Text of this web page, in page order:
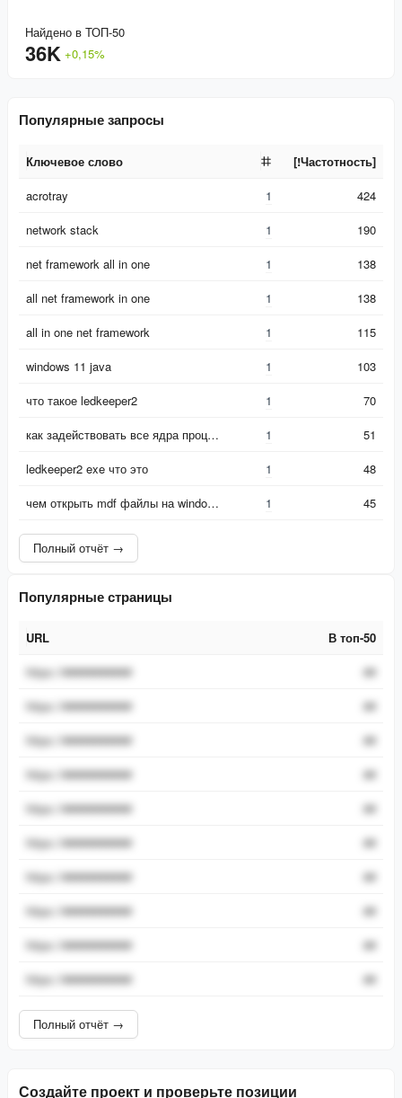
Найдено в ТОП-50
36K +0,15%
Популярные запросы
Ключевое слово
[!Частотность]
acrotray 1
424
network stack
1
190
net framework all in one
1
138
all net framework in one
1
138
all in one net framework
1
115
windows 11 java
1
103
что такое ledkeeper2
1
70
как задействовать все ядра процессора в windows 11
1
51
ledkeeper2 exe что это
1
48
чем открыть mdf файлы на windows 11
1 45
Полный отчёт →
Популярные страницы
URL
В топ-50
URL
https://###########
##
https://###########
##
https://###########
##
https://###########
##
https://###########
##
https://###########
##
https://###########
##
https://###########
##
https://###########
##
https://###########
##
Полный отчёт →
Создайте проект и проверьте позиции